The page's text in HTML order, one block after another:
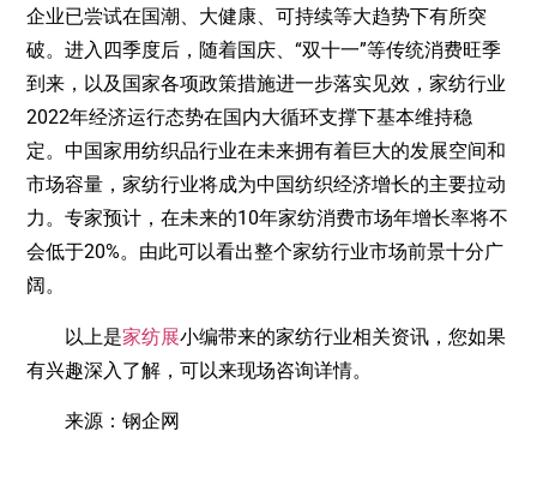
企业已尝试在国潮、大健康、可持续等大趋势下有所突
破。进入四季度后，随着国庆、“双十一”等传统消费旺季
到来，以及国家各项政策措施进一步落实见效，家纺行业
2022年经济运行态势在国内大循环支撑下基本维持稳
定。中国家用纺织品行业在未来拥有着巨大的发展空间和
市场容量，家纺行业将成为中国纺织经济增长的主要拉动
力。专家预计，在未来的10年家纺消费市场年增长率将不
会低于20%。由此可以看出整个家纺行业市场前景十分广
阔。
以上是家纺展小编带来的家纺行业相关资讯，您如果
有兴趣深入了解，可以来现场咨询详情。
来源：钢企网